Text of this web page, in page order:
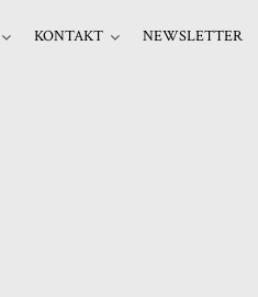
KONTAKT
NEWSLETTER